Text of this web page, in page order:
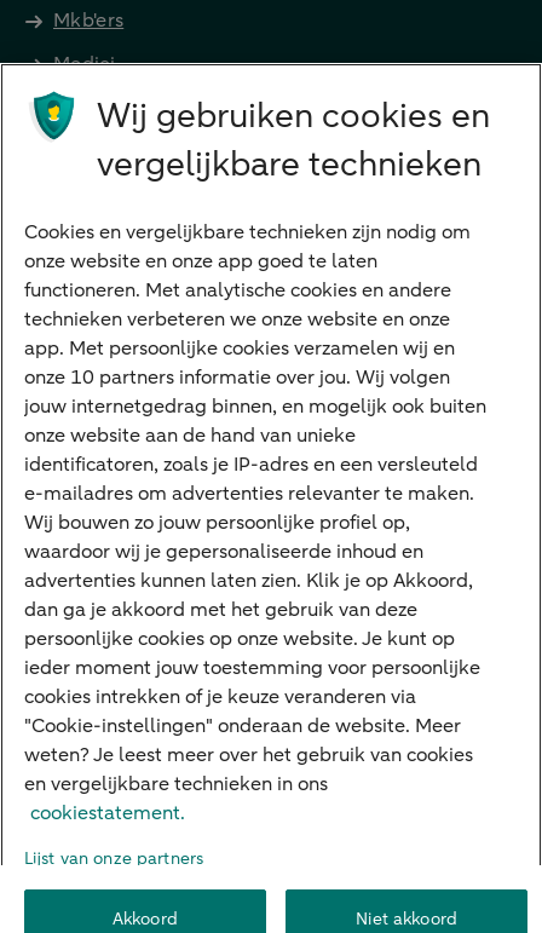
Mkb'ers
Medici
Advocaten en notarissen
Diensten
VraagHugo
Corporate Finance
Tikkie zakelijk
Cyber Veilig & Zeker
Private Banking
Interessant
Sectoren & trends
Ondernemersverhalen
Valutacentrum
Alles over PSD2
Business Community
Over ABN AMRO
Toegankelijkheid
PrivacyDisclaimerCookie-instellingen
Wij gebruiken cookies en
vergelijkbare technieken
Cookies en vergelijkbare technieken zijn nodig om
onze website en onze app goed te laten
functioneren. Met analytische cookies en andere
technieken verbeteren we onze website en onze
app. Met persoonlijke cookies verzamelen wij en
onze 10 partners informatie over jou. Wij volgen
jouw internetgedrag binnen, en mogelijk ook buiten
onze website aan de hand van unieke
identificatoren, zoals je IP-adres en een versleuteld
e-mailadres om advertenties relevanter te maken.
Wij bouwen zo jouw persoonlijke profiel op,
waardoor wij je gepersonaliseerde inhoud en
advertenties kunnen laten zien. Klik je op Akkoord,
dan ga je akkoord met het gebruik van deze
persoonlijke cookies op onze website. Je kunt op
ieder moment jouw toestemming voor persoonlijke
cookies intrekken of je keuze veranderen via
"Cookie-instellingen" onderaan de website. Meer
weten? Je leest meer over het gebruik van cookies
en vergelijkbare technieken in ons
cookiestatement.
Lijst van onze partners
Akkoord Niet akkoord